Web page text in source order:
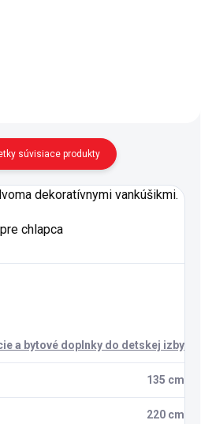
súvisiace produkty
dekoratívnymi vankúšikmi.
chlapca
a bytové doplnky do detskej izby
135 cm
220 cm